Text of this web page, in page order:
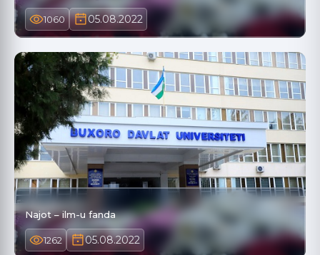
1060 05.08.2022
Najot – ilm-u fanda
1262 05.08.2022